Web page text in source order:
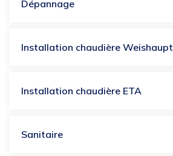
Dépannage
Installation chaudière Weishaupt
Installation chaudière ETA
Sanitaire